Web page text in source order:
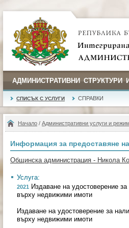
АДМИНИСТРАТИВНИ СТРУКТУРИ
СПИСЪК С УСЛУГИ СПРАВКИ
Начало / Административни услуги и
Информация за предоставяне
Общинска администрация - Никола
Услуга:
2021 Издаване на удостоверение
върху недвижими имоти
Издаване на удостоверение за
върху недвижими имоти